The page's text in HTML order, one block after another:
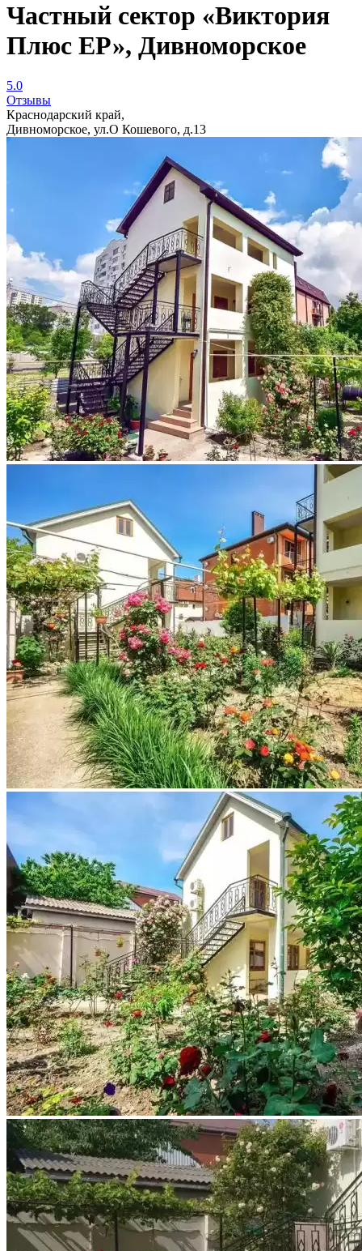
Частный сектор «Виктория
Плюс ЕР», Дивноморское
5.0
Отзывы
Краснодарский край,
Дивноморское, ул.О Кошевого, д.13